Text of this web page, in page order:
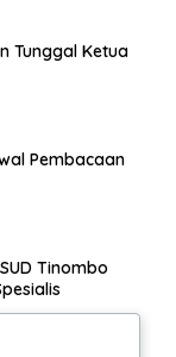
Tunggal Ketua
Pembacaan
Tinombo